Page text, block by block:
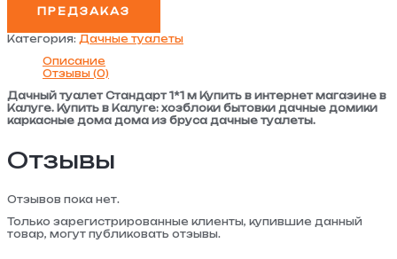
ПРЕДЗАКАЗ
Категория: Дачные туалеты
Описание
Отзывы (0)
Дачный туалет Стандарт 1*1 м Купить в интернет магазине в
Калуге. Купить в Калуге: хозблоки бытовки дачные домики
каркасные дома дома из бруса дачные туалеты.
Отзывы
Отзывов пока нет.
Только зарегистрированные клиенты, купившие данный
товар, могут публиковать отзывы.